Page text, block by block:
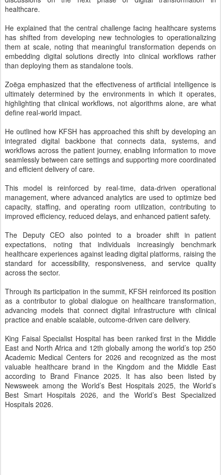
ultimately determined by the environments in which it operates,
highlighting that clinical workflows, not algorithms alone, are what
define real-world impact.
He outlined how KFSH has approached this shift by developing an
workflows across the patient journey, enabling information to move
seamlessly between care settings and supporting more coordinated
and efficient delivery of care.
management, where advanced analytics are used to optimize bed
capacity, staffing, and operating room utilization, contributing to
improved efficiency, reduced delays, and enhanced patient safety.
The Deputy CEO also pointed to a broader shift in patient
healthcare experiences against leading digital platforms, raising the
standard for accessibility, responsiveness, and service quality
across the sector.
as a contributor to global dialogue on healthcare transformation,
advancing models that connect digital infrastructure with clinical
practice and enable scalable, outcome-driven care delivery.
King Faisal Specialist Hospital has been ranked first in the Middle
Academic Medical Centers for 2026 and recognized as the most
valuable healthcare brand in the Kingdom and the Middle East
according to Brand Finance 2025. It has also been listed by
Newsweek among the World’s Best Hospitals 2025, the World’s
Hospitals 2026.